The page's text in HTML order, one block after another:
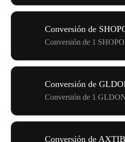
Conversión de
Conversión de 1
Conversión de
Conversión de 1
Conversión de